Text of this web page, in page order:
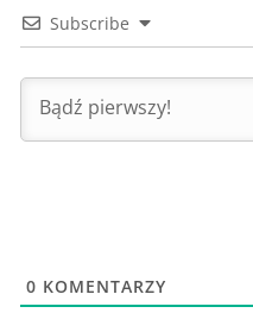
Subscribe
0 KOMENTARZY